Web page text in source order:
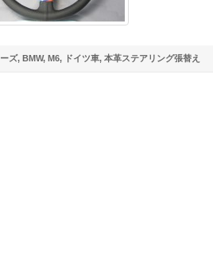
ズ, BMW, M6, ドイツ車, 本革ステアリング張替え